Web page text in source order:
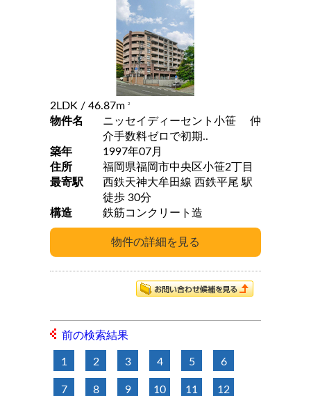
2LDK / 46.87m 2
物件名
ニッセイディーセント小笹 仲
介手数料ゼロで初期..
築年
1997年07月
住所
福岡県福岡市中央区小笹2丁目
最寄駅
西鉄天神大牟田線 西鉄平尾 駅
徒歩 30分
構造
鉄筋コンクリート造
前の検索結果
1 2 3 4 5 6
7 8 9 10 11 12